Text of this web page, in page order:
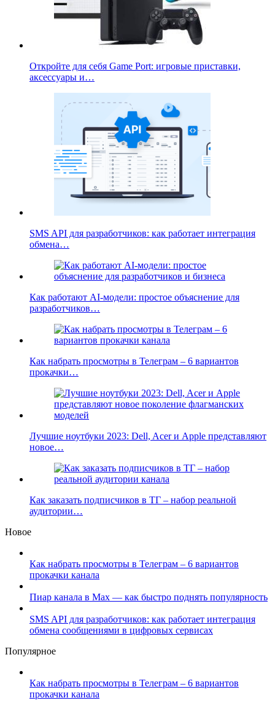
Откройте для себя Game Port: игровые приставки,
аксессуары и…
SMS API для разработчиков: как работает интеграция
обмена…
Как работают AI-модели: простое объяснение для
разработчиков…
Как набрать просмотры в Телеграм – 6 вариантов
прокачки…
Лучшие ноутбуки 2023: Dell, Acer и Apple представляют
новое…
Как заказать подписчиков в ТГ – набор реальной
аудитории…
Новое
Как набрать просмотры в Телеграм – 6 вариантов
прокачки канала
Пиар канала в Max — как быстро поднять популярность
SMS API для разработчиков: как работает интеграция
обмена сообщениями в цифровых сервисах
Популярное
Как набрать просмотры в Телеграм – 6 вариантов
прокачки канала